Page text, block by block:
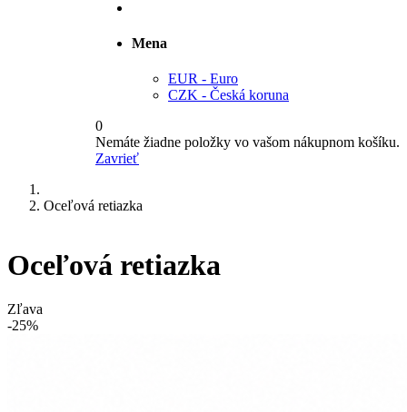
Mena
EUR - Euro
CZK - Česká koruna
0
Nemáte žiadne položky vo vašom nákupnom košíku.
Zavrieť
Oceľová retiazka
Oceľová retiazka
Zľava
-25%